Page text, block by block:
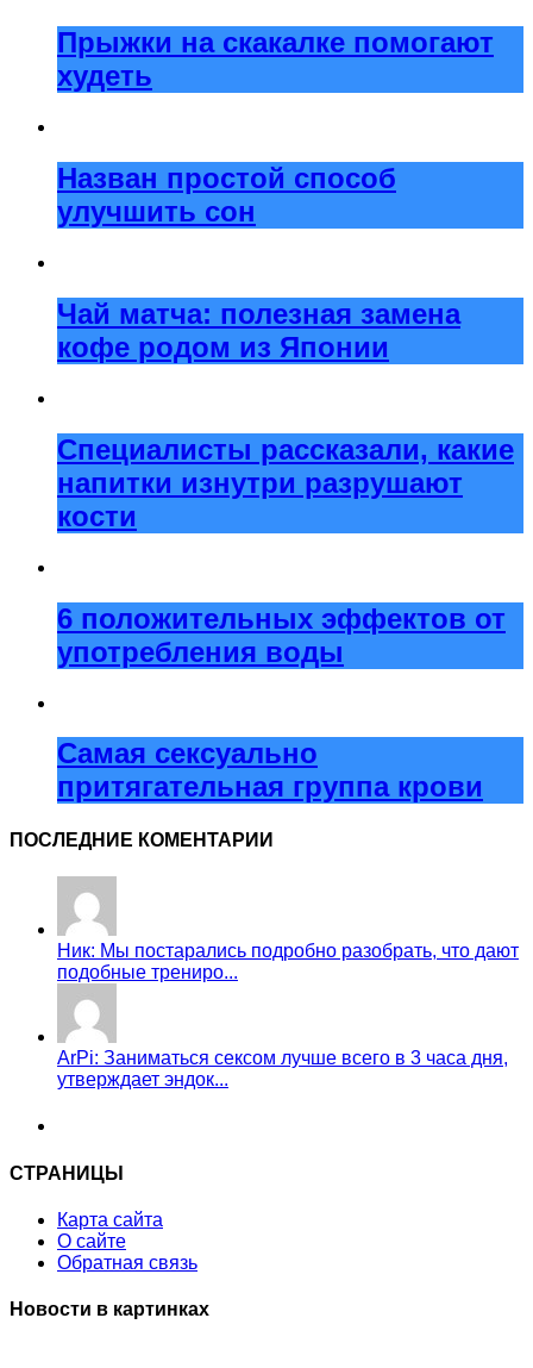
Прыжки на скакалке помогают
худеть
Назван простой способ
улучшить сон
Чай матча: полезная замена
кофе родом из Японии
Специалисты рассказали, какие
напитки изнутри разрушают
кости
6 положительных эффектов от
употребления воды
Самая сексуально
притягательная группа крови
ПОСЛЕДНИЕ КОМЕНТАРИИ
Ник: Мы постарались подробно разобрать, что дают
подобные трениро...
ArPi: Заниматься сексом лучше всего в 3 часа дня,
утверждает эндок...
СТРАНИЦЫ
Карта сайта
О сайте
Обратная связь
Новости в картинках